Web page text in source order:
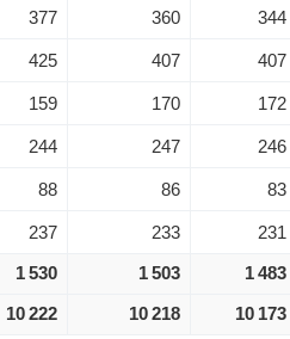
377 360 344
425 407 407
159 170 172
244 247 246
88 86 83
237 233 231
1 530 1 503 1 483
10 222 10 218 10 173